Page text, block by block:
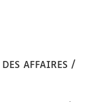
AFFAIRES /